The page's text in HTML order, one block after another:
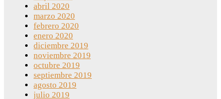
abril 2020
marzo 2020
febrero 2020
enero 2020
diciembre 2019
noviembre 2019
octubre 2019
septiembre 2019
agosto 2019
julio 2019